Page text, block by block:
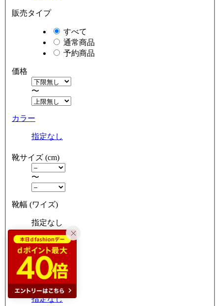
販売タイプ
すべて
通常商品
予約商品
価格
〜
カラー
指定なし
靴サイズ (cm)
〜
靴幅 (ワイズ)
指定なし
ヒールの高さ
指定なし
ヒールの形
指定なし